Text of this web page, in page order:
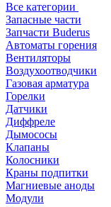
Все категории
Запасные части
Запчасти Buderus
Автоматы горения
Вентиляторы
Воздухоотводчики
Газовая арматура
Горелки
Датчики
Диффреле
Дымососы
Клапаны
Колосники
Краны подпитки
Магниевые аноды
Модули